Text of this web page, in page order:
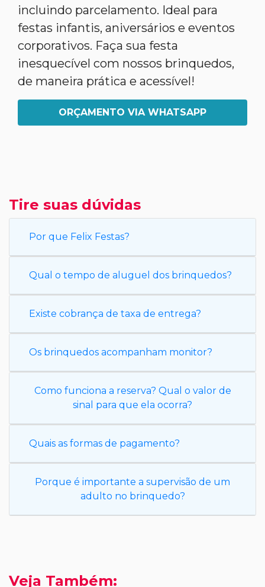
incluindo parcelamento. Ideal para
festas infantis, aniversários e eventos
corporativos. Faça sua festa
inesquecível com nossos brinquedos,
de maneira prática e acessível!
ORÇAMENTO VIA WHATSAPP
Tire suas dúvidas
Por que Felix Festas?
Qual o tempo de aluguel dos brinquedos?
Existe cobrança de taxa de entrega?
Os brinquedos acompanham monitor?
Como funciona a reserva? Qual o valor de
sinal para que ela ocorra?
Quais as formas de pagamento?
Porque é importante a supervisão de um
adulto no brinquedo?
Veja Também: